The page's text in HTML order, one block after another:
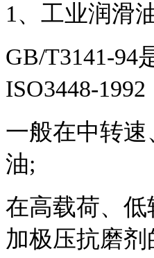
1、工业润滑
GB/T3141-94
ISO3448-
一般在中转
油;
在高载荷、
加极压抗磨剂